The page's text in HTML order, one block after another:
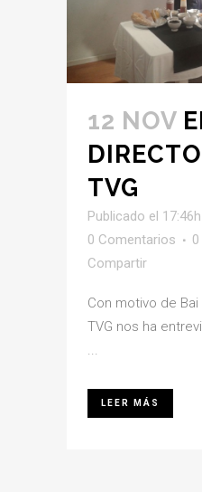
12 NOV
TVG
Publicado el 17:46h
0 Comentarios
0
Compartir
Con motivo de
TVG nos ha
...
LEER MÁS